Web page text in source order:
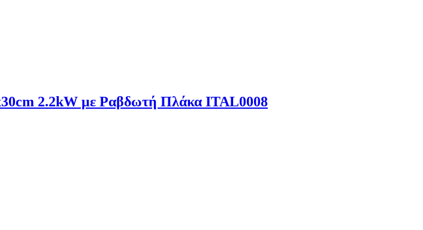
2.2kW με Ραβδωτή Πλάκα ITAL0008